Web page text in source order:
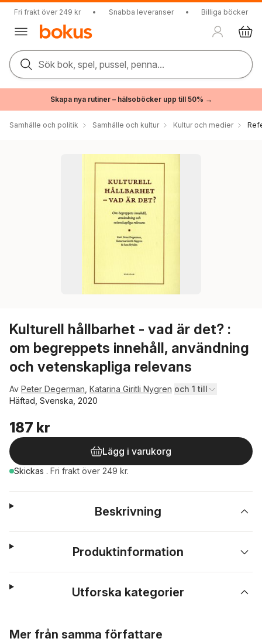
Fri frakt över 249 kr • Snabba leveranser • Billiga böcker
Sök bok, spel, pussel, penna...
Skapa nya rutiner – hälsoböcker upp till 50% →
Samhälle och politik Samhälle och kultur Kultur och medier
Kulturell hållbarhet - vad är det? :
om begreppets innehåll, användning
och vetenskapliga relevans
Av Peter Degerman Katarina Giritli Nygren och 1 till
Häftad, Svenska, 2020
187 kr
Lägg i varukorg
Skickas . Fri frakt över 249 kr.
Beskrivning
Produktinformation
Utforska kategorier
Mer från samma författare